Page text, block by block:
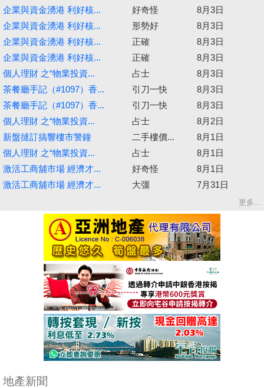
企業與資金湧港 利好核...
好奇怪
8月3日
企業與資金湧港 利好核...
形勢好
8月3日
企業與資金湧港 利好核...
正確
8月3日
企業與資金湧港 利好核...
正確
8月3日
個人理財 之“物業投資...
占士
8月3日
茶餐廳手記（#1097）香...
引刀一快
8月3日
茶餐廳手記（#1097）香...
引刀一快
8月3日
個人理財 之“物業投資...
占士
8月2日
新盤撻訂搞響樓市警鐘
二手樓價...
8月1日
個人理財 之“物業投資...
占士
8月1日
激活工商舖市場 經濟才...
好奇怪
8月1日
激活工商舖市場 經濟才...
大彊 7月31日
更多...
地產新聞